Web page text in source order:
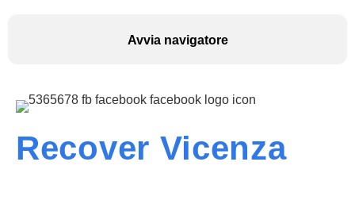
Avvia navigatore
Recover Vicenza